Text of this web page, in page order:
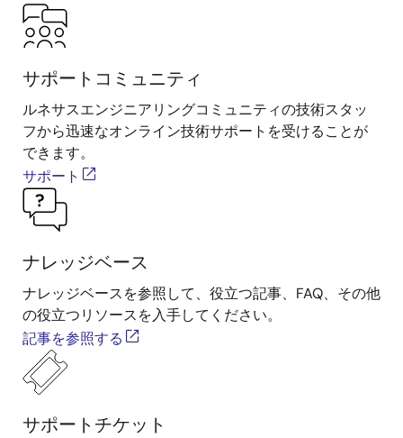
サポートコミュニティ
ルネサスエンジニアリングコミュニティの技術スタッ
フから迅速なオンライン技術サポートを受けることが
できます。
サポート
ナレッジベース
ナレッジベースを参照して、役立つ記事、FAQ、その他
の役立つリソースを入手してください。
記事を参照する
サポートチケット